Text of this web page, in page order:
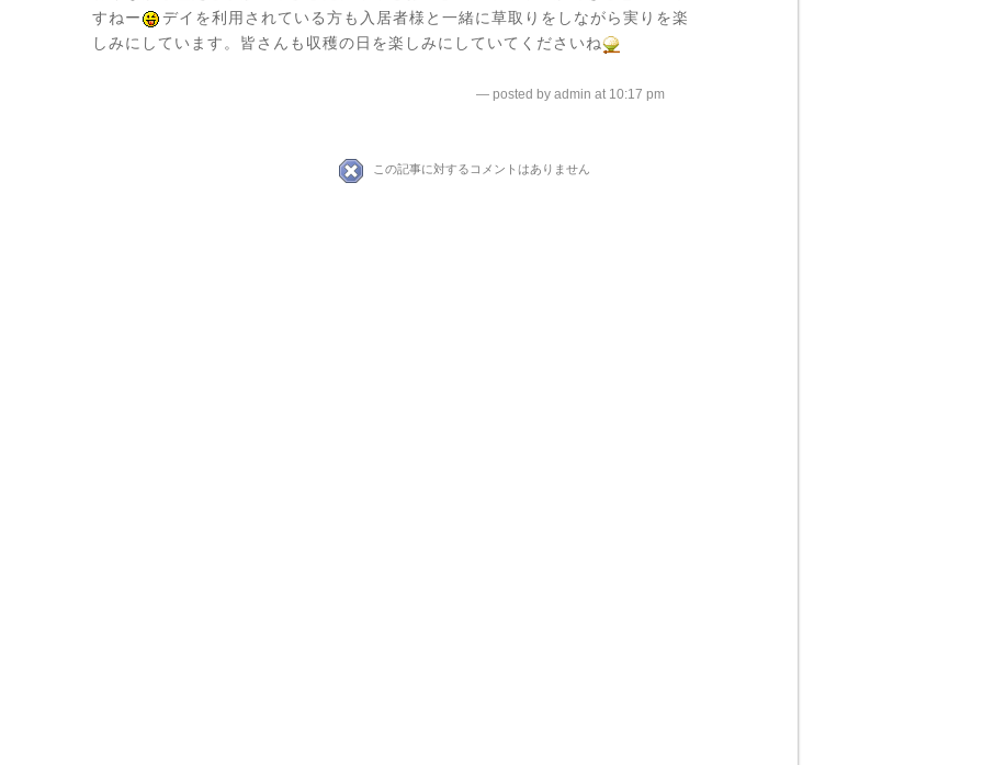
すねー
デイを利用されている方も入居者様と一緒に草取りをしながら実りを楽
しみにしています。皆さんも収穫の日を楽しみにしていてくださいね
— posted by admin at 10:17 pm
この記事に対するコメントはありません